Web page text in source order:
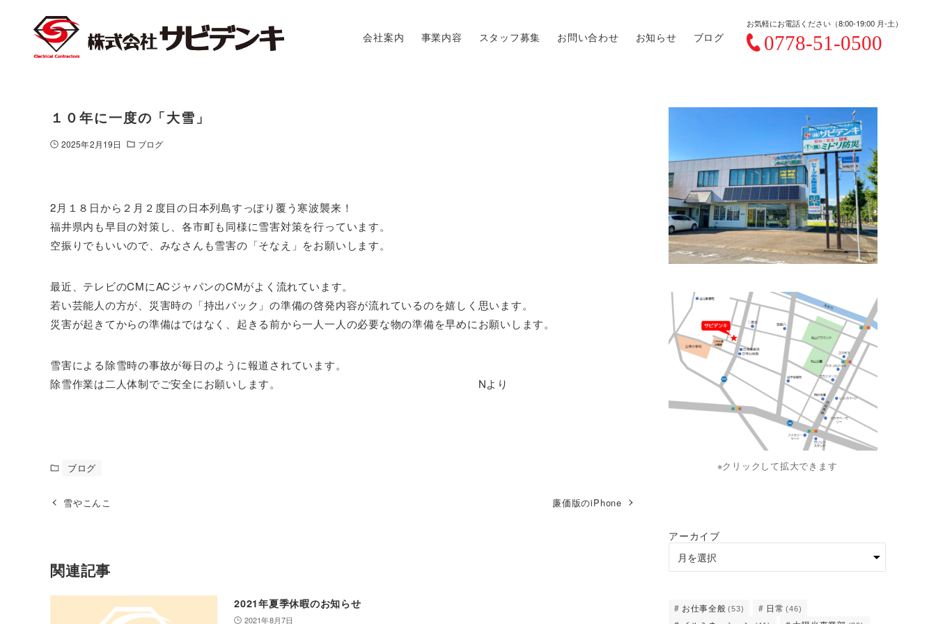
会社案内 事業内容 スタッフ募集 お問い合わせ お知らせ ブログ
お気軽にお電話ください（8:00-19:00 月-土）
１０年に一度の「大雪」
2025年2月19日 ブログ
2月１８日から２月２度目の日本列島すっぽり覆う寒波襲来！
福井県内も早目の対策し、各市町も同様に雪害対策を行っています。
空振りでもいいので、みなさんも雪害の「そなえ」をお願いします。
最近、テレビのCMにACジャパンのCMがよく流れています。
若い芸能人の方が、災害時の「持出バック」の準備の啓発内容が流れているのを嬉しく思います。
災害が起きてからの準備はではなく、起きる前から一人一人の必要な物の準備を早めにお願いします。
雪害による除雪時の事故が毎日のように報道されています。
除雪作業は二人体制でご安全にお願いします。 Nより
ブログ
雪やこんこ 廉価版のiPhone
関連記事
2021年夏季休暇のお知らせ
2021年8月7日
※クリックして拡大できます
アーカイブ
お仕事全般 (53) 日常 (46)